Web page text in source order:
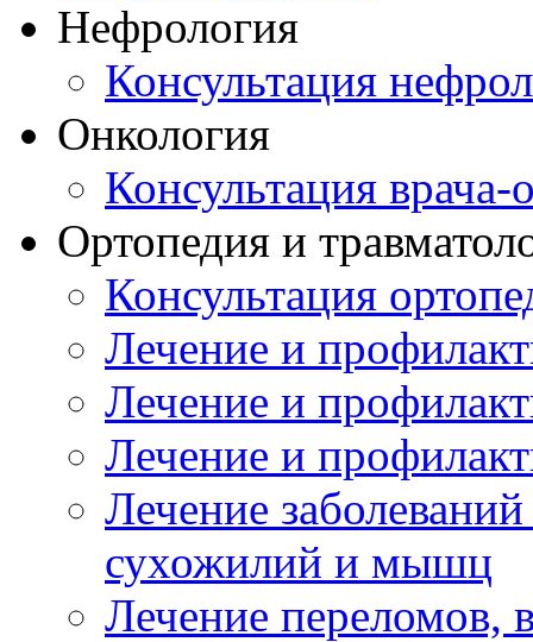
Нефрология
Консультация
Онкология
Консультация врача-
Ортопедия и
Консультация
Лечение и
Лечение и
Лечение и
Лечение
сухожилий и мышц
Лечение переломов,